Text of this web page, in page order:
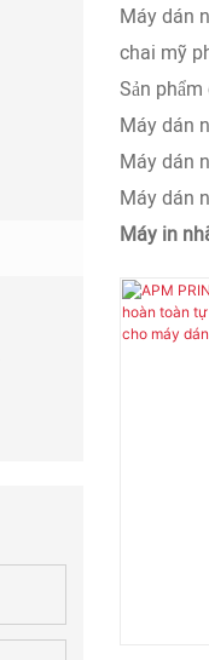
Máy dán
chai mỹ
Sản
Máy dán
Máy dán
Máy dán
Máy in